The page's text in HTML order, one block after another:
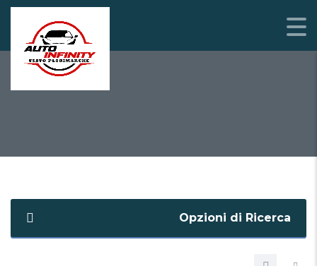
2010
Opzioni di Ricerca